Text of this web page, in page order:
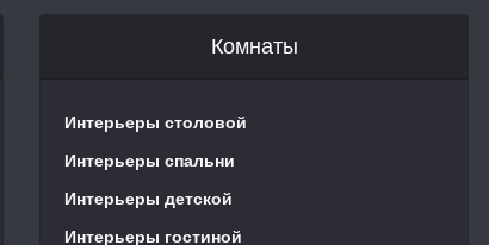
Комнаты
Интерьеры столовой
Интерьеры спальни
Интерьеры детской
Интерьеры гостиной